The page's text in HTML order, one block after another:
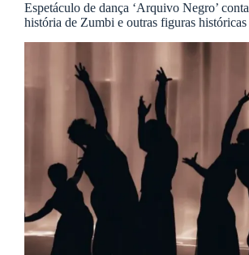
Espetáculo de dança ‘Arquivo Negro’ conta
história de Zumbi e outras figuras históricas